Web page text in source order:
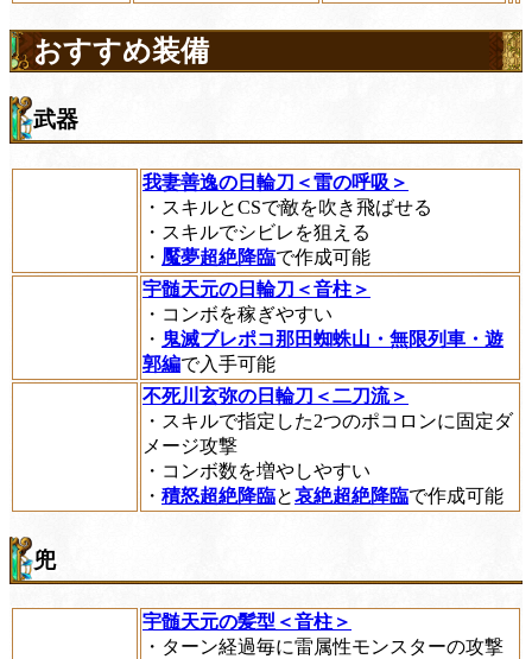
おすすめ装備
武器
我妻善逸の日輪刀＜雷の呼吸＞
・スキルとCSで敵を吹き飛ばせる
・スキルでシビレを狙える
・ 魘夢超絶降臨で作成可能
宇髄天元の日輪刀＜音柱＞
・コンボを稼ぎやすい
・ 鬼滅ブレポコ那田蜘蛛山・無限列車・遊
郭編で入手可能
不死川玄弥の日輪刀＜二刀流＞
・スキルで指定した2つのポコロンに固定ダ
メージ攻撃
・コンボ数を増やしやすい
・ 積怒超絶降臨と哀絶超絶降臨で作成可能
兜
宇髄天元の髪型＜音柱＞
・ターン経過毎に雷属性モンスターの攻撃